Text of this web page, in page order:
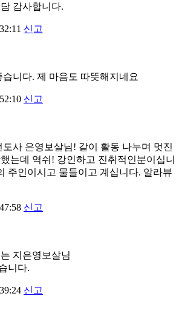
감사합니다.
신고
습니다. 제 마음도 따뜻해지네요
신고
도사 은영보살님! 같이 활동 나누며 멋진
는데 역쉬! 강인하고 진취적인분이십니
주인이시고 물들이고 계십니다. 알라뷰
신고
지은영보살님
니다.
신고